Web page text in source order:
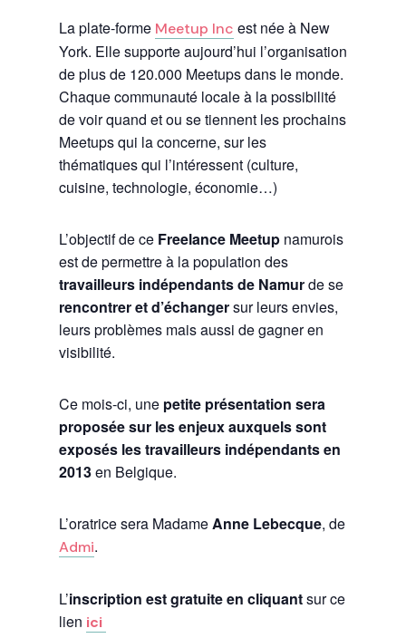
La plate-forme Meetup Inc est née à New
York. Elle supporte aujourd’hui l’organisation
de plus de 120.000 Meetups dans le monde.
Chaque communauté locale à la possibilité
de voir quand et ou se tiennent les prochains
Meetups qui la concerne, sur les
thématiques qui l’intéressent (culture,
cuisine, technologie, économie…)
L’objectif de ce Freelance Meetupnamurois
est de permettre à la population des
travailleurs indépendants de Namurde se
rencontrer et d’échangersur leurs envies,
leurs problèmes mais aussi de gagner en
visibilité.
Ce mois-ci, une petite présentation sera
proposée surles enjeux auxquels sont
exposés les travailleurs indépendants en
2013en Belgique.
L’oratrice sera MadameAnne Lebecque, de
Admi.
L’inscription est gratuite en cliquantsur ce
lien ici